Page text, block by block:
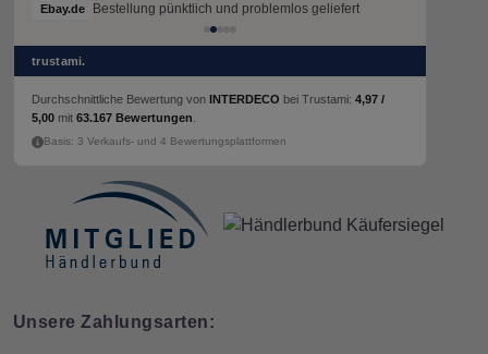
Ebay.de Bestellung pünktlich und problemlos geliefert
Ebay.de Bestellung pünktlich und problemlos geliefert
trustami.
Durchschnittliche Bewertung von INTERDECO bei Trustami: 4,97 /
5,00 mit 63.167 Bewertungen
Basis: 3 Verkaufs- und 4 Bewertungsplattformen
Unsere Zahlungsarten: